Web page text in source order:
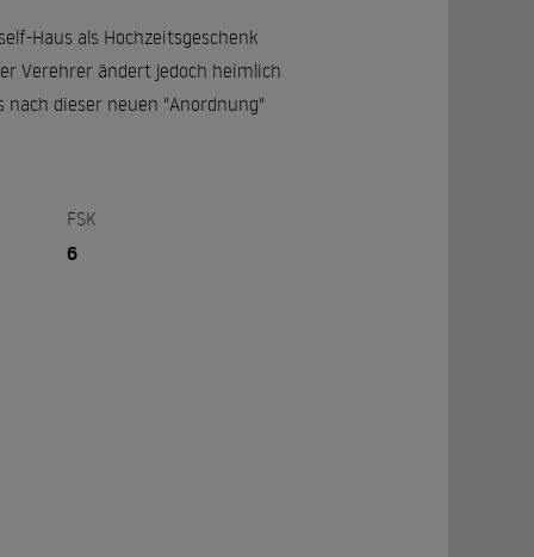
Haus als Hochzeitsgeschenk
Verehrer ändert jedoch heimlich
nach dieser neuen "Anordnung"
FSK
6